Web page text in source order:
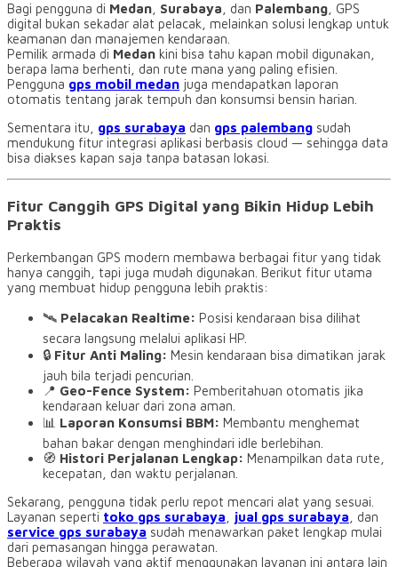
Bagi pengguna di Medan, Surabaya, dan Palembang, GPS
digital bukan sekadar alat pelacak, melainkan solusi lengkap untuk
keamanan dan manajemen kendaraan.
Pemilik armada di Medan kini bisa tahu kapan mobil digunakan,
berapa lama berhenti, dan rute mana yang paling efisien.
Pengguna gps mobil medan juga mendapatkan laporan
otomatis tentang jarak tempuh dan konsumsi bensin harian.
Sementara itu, gps surabaya dan gps palembang sudah
mendukung fitur integrasi aplikasi berbasis cloud — sehingga data
bisa diakses kapan saja tanpa batasan lokasi.
Fitur Canggih GPS Digital yang Bikin Hidup Lebih
Praktis
Perkembangan GPS modern membawa berbagai fitur yang tidak
hanya canggih, tapi juga mudah digunakan. Berikut fitur utama
yang membuat hidup pengguna lebih praktis:
🛰️ Pelacakan Realtime: Posisi kendaraan bisa dilihat
secara langsung melalui aplikasi HP.
🔒 Fitur Anti Maling: Mesin kendaraan bisa dimatikan jarak
jauh bila terjadi pencurian.
📍 Geo-Fence System: Pemberitahuan otomatis jika
kendaraan keluar dari zona aman.
📊 Laporan Konsumsi BBM: Membantu menghemat
bahan bakar dengan menghindari idle berlebihan.
🧭 Histori Perjalanan Lengkap: Menampilkan data rute,
kecepatan, dan waktu perjalanan.
Sekarang, pengguna tidak perlu repot mencari alat yang sesuai.
Layanan seperti toko gps surabaya jual gps surabaya , dan
service gps surabaya sudah menawarkan paket lengkap mulai
dari pemasangan hingga perawatan.
Beberapa wilayah yang aktif menggunakan layanan ini antara lain